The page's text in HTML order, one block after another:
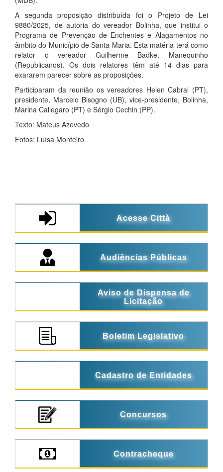
A segunda proposição distribuída foi o Projeto de Lei
9880/2025, de autoria do vereador Bolinha, que institui o
Programa de Prevenção de Enchentes e Alagamentos no
âmbito do Município de Santa Maria. Esta matéria terá como
relator o vereador Guilherme Badke, Manequinho
(Republicanos). Os dois relatores têm até 14 dias para
exararem parecer sobre as proposições.
Participaram da reunião os vereadores Helen Cabral (PT),
presidente, Marcelo Bisogno (UB), vice-presidente, Bolinha,
Marina Callegaro (PT) e Sérgio Cechin (PP).
Texto: Mateus Azevedo
Fotos: Luísa Monteiro
Acesse Città
Audiências Públicas
Aviso de Dispensa de
Licitação
Boletim Legislativo
Cadastro de Entidades
Concursos
Contracheque